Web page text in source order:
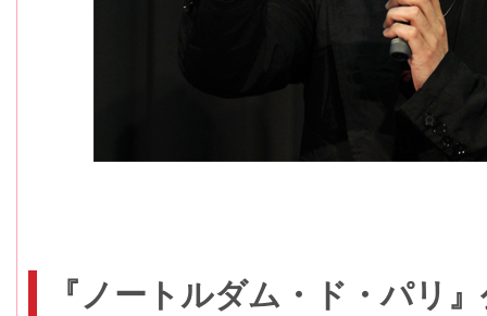
『ノートルダム・ド・パリ